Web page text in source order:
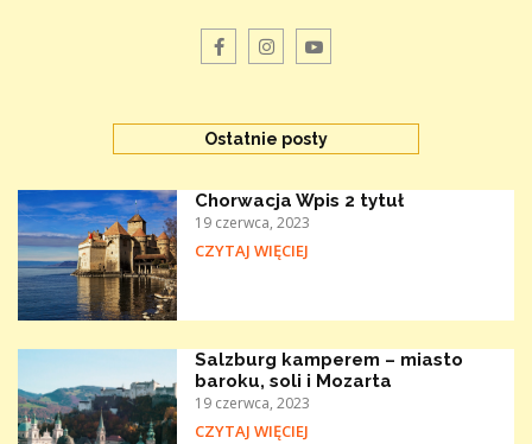
Ostatnie posty
Chorwacja Wpis 2 tytuł
19 czerwca, 2023
CZYTAJ WIĘCIEJ
Salzburg kamperem – miasto
baroku, soli i Mozarta
19 czerwca, 2023
CZYTAJ WIĘCIEJ